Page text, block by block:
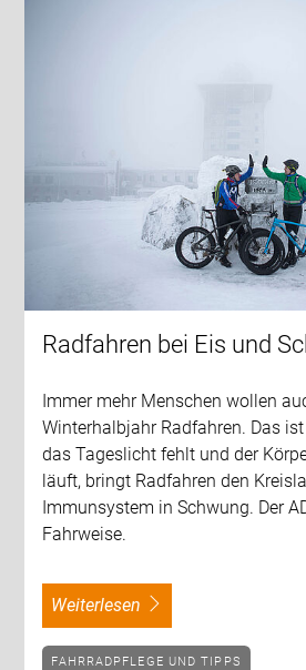
Radfahren bei Eis und
Immer mehr Menschen wollen
Winterhalbjahr Radfahren. Das
das Tageslicht fehlt und der
läuft, bringt Radfahren den
Immunsystem in Schwung. Der
Fahrweise.
weiterlesen
FAHRRADPFLEGE UND TIPPS